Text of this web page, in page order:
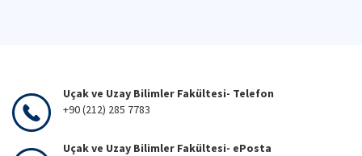
Uçak ve Uzay Bilimler Fakültesi- Telefon
+90 (212) 285 7783
Uçak ve Uzay Bilimler Fakültesi- ePosta